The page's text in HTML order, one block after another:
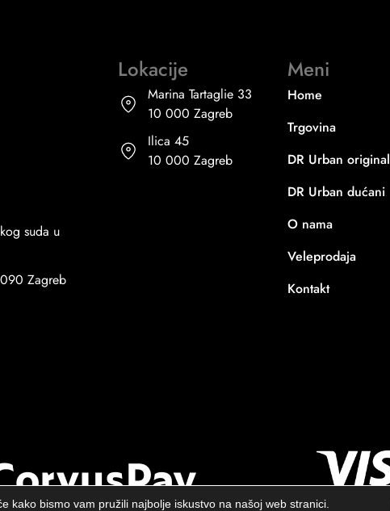
suda u
Zagreb
Lokacije
Marina Tartaglie 33
10 000 Zagreb
Ilica 45
10 000 Zagreb
Meni
Home
Trgovina
DR Urban original
DR Urban dućani
O nama
Veleprodaja
Kontakt
kako bismo vam pružili najbolje iskustvo na našoj web stranici.